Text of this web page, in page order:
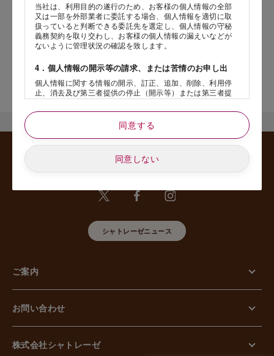
当社は、利用目的の遂行のため、お客様の個人情報の全部
又は一部を外部業者に委託する場合、個人情報を適切に取
扱っていると判断できる委託先を選定し、個人情報の守秘
義務契約を取り交わし、お客様の個人情報の漏えいなどが
ないように管理状況の確認を致します。
4．個人情報の開示等の請求、または苦情のお申し出
個人情報に関する情報の開示、訂正、追加、削除、利用停
止、消去及び第三者提供の停止（開示等）または第三者提
供記録の開示、若しくは利用目的の通知等（以下、「開示
等の請求」といいます）のご請求があった場合または苦情
のお申し出があった場合には、請求者がご本人であること
あるいは正式な代理人として認められる方であることを確
認させていただいたうえで、特別な理由のない限り合理的
5. 個人情報の安全管理のために講じた措置について
当社は外的環境を把握した上で個人情報の安全管理のため
に以下の措置をしております。
組織体制の整備、個人情報の取扱いに係る規律に従った運
用、個人情報の取扱い状況を確認する手段の整備、漏えい
等事案に対応する体制の整備、取扱い状況の把握及び安全
【人的安全管理措置】
期的な教育等を行っております。また、個人情報の秘密保
【物理的安全管理措置】
止、個人情報の削除及び機器、電子媒体等の廃棄に関し
て、必要な措置を講じています。
同意する
同意しない
店舗サービスに関するお問い合わせにつきましては、内容欄に『店
舗名』を記載いただけますと幸いです。
シャトレーゼニュース
ご案内
お問い合わせ
株式会社シャトレーゼ
岳や末広がりを意味す
やつ時」という意味を込
。雄大な八ヶ岳山麓の自
れる、こだわりのスイー